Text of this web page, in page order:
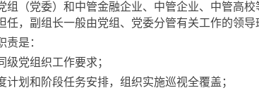
党委）和中管金融企业、中管企业、中管高校
任，副组长一般由党组、党委分管有关工作的领
是：
党组织工作要求；
划和阶段任务安排，组织实施巡视全覆盖；